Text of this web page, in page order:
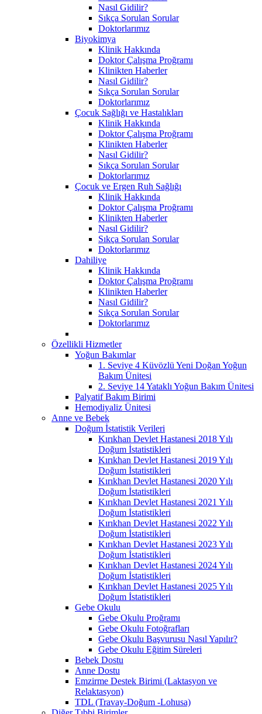
Nasıl Gidilir?
Sıkça Sorulan Sorular
Doktorlarımız
Biyokimya
Klinik Hakkında
Doktor Çalışma Proğramı
Klinikten Haberler
Nasıl Gidilir?
Sıkça Sorulan Sorular
Doktorlarımız
Çocuk Sağlığı ve Hastalıkları
Klinik Hakkında
Doktor Çalışma Proğramı
Klinikten Haberler
Nasıl Gidilir?
Sıkça Sorulan Sorular
Doktorlarımız
Çocuk ve Ergen Ruh Sağlığı
Klinik Hakkında
Doktor Çalışma Proğramı
Klinikten Haberler
Nasıl Gidilir?
Sıkça Sorulan Sorular
Doktorlarımız
Dahiliye
Klinik Hakkında
Doktor Çalışma Proğramı
Klinikten Haberler
Nasıl Gidilir?
Sıkça Sorulan Sorular
Doktorlarımız
Özellikli Hizmetler
Yoğun Bakımlar
1. Seviye 4 Küvözlü Yeni Doğan Yoğun
Bakım Ünitesi
2. Seviye 14 Yataklı Yoğun Bakım Ünitesi
Palyatif Bakım Birimi
Hemodiyaliz Ünitesi
Anne ve Bebek
Doğum İstatistik Verileri
Kırıkhan Devlet Hastanesi 2018 Yılı
Doğum İstatistikleri
Kırıkhan Devlet Hastanesi 2019 Yılı
Doğum İstatistikleri
Kırıkhan Devlet Hastanesi 2020 Yılı
Doğum İstatistikleri
Kırıkhan Devlet Hastanesi 2021 Yılı
Doğum İstatistikleri
Kırıkhan Devlet Hastanesi 2022 Yılı
Doğum İstatistikleri
Kırıkhan Devlet Hastanesi 2023 Yılı
Doğum İstatistikleri
Kırıkhan Devlet Hastanesi 2024 Yılı
Doğum İstatistikleri
Kırıkhan Devlet Hastanesi 2025 Yılı
Doğum İstatistikleri
Gebe Okulu
Gebe Okulu Proğramı
Gebe Okulu Fotoğrafları
Gebe Okulu Başvurusu Nasıl Yapılır?
Gebe Okulu Eğitim Süreleri
Bebek Dostu
Anne Dostu
Emzirme Destek Birimi (Laktasyon ve
Relaktasyon)
TDL (Travay-Doğum -Lohusa)